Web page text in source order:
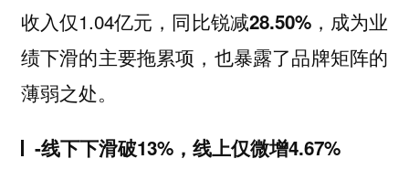
收入仅1.04亿元，同比锐减28.50%，成为业
绩下滑的主要拖累项，也暴露了品牌矩阵的
薄弱之处。
-线下下滑破13%，线上仅微增4.67%